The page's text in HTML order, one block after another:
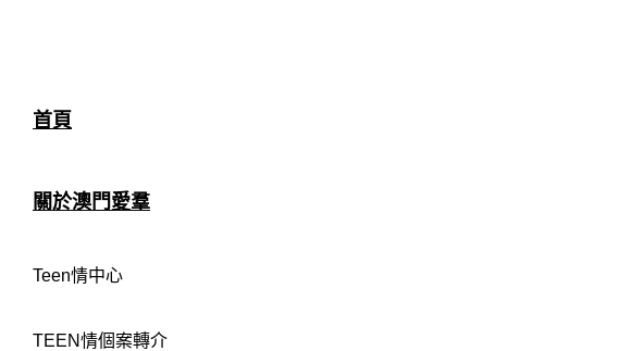
首頁
關於澳門愛羣
Teen情中心
TEEN情個案轉介